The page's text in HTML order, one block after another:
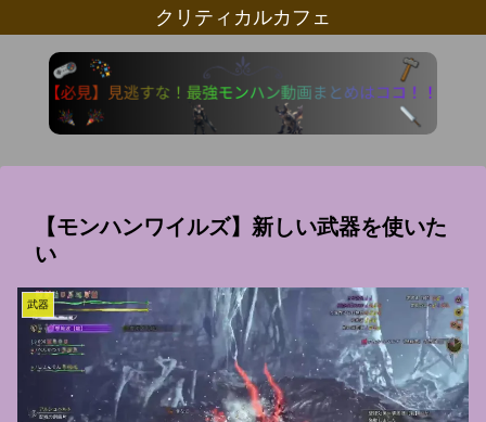
クリティカルカフェ
【モンハンワイルズ】新しい武器を使いた
い
武器